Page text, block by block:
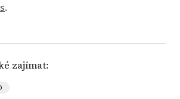
.
zajímat: